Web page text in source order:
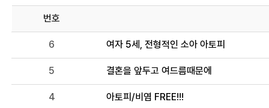
번호
6 여자 5세, 전형적인 소아 아토피
5 결혼을 앞두고 여드름때문에
4 아토피/비염 FREE!!!